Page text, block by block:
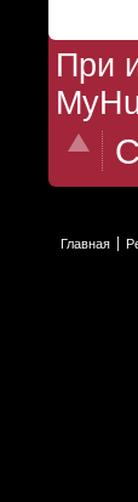
При
Главная